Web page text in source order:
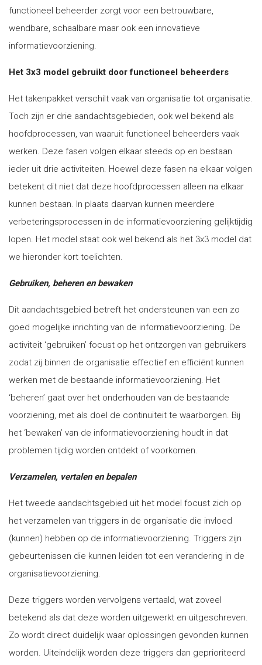
functioneel beheerder zorgt voor een betrouwbare,
wendbare, schaalbare maar ook een innovatieve
informatievoorziening.
Het 3x3 model gebruikt door functioneel beheerders
Het takenpakket verschilt vaak van organisatie tot organisatie.
Toch zijn er drie aandachtsgebieden, ook wel bekend als
hoofdprocessen, van waaruit functioneel beheerders vaak
werken. Deze fasen volgen elkaar steeds op en bestaan
ieder uit drie activiteiten. Hoewel deze fasen na elkaar volgen
betekent dit niet dat deze hoofdprocessen alleen na elkaar
kunnen bestaan. In plaats daarvan kunnen meerdere
verbeteringsprocessen in de informatievoorziening gelijktijdig
lopen. Het model staat ook wel bekend als het 3x3 model dat
we hieronder kort toelichten.
Gebruiken, beheren en bewaken
Dit aandachtsgebied betreft het ondersteunen van een zo
goed mogelijke inrichting van de informatievoorziening. De
activiteit ‘gebruiken’ focust op het ontzorgen van gebruikers
zodat zij binnen de organisatie effectief en efficiënt kunnen
werken met de bestaande informatievoorziening. Het
‘beheren’ gaat over het onderhouden van de bestaande
voorziening, met als doel de continuïteit te waarborgen. Bij
het ‘bewaken’ van de informatievoorziening houdt in dat
problemen tijdig worden ontdekt of voorkomen.
Verzamelen, vertalen en bepalen
Het tweede aandachtsgebied uit het model focust zich op
het verzamelen van triggers in de organisatie die invloed
(kunnen) hebben op de informatievoorziening. Triggers zijn
gebeurtenissen die kunnen leiden tot een verandering in de
organisatievoorziening.
Deze triggers worden vervolgens vertaald, wat zoveel
betekend als dat deze worden uitgewerkt en uitgeschreven.
Zo wordt direct duidelijk waar oplossingen gevonden kunnen
worden. Uiteindelijk worden deze triggers dan geprioriteerd